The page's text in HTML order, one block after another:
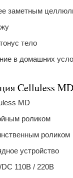
заметным
тело
в домашних
Celluless MD
MD
роликом
роликом
устройство
110В / 220В